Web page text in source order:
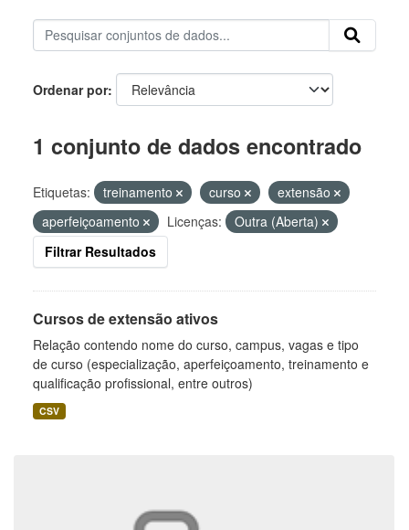
Ordenar por
1 conjunto de dados encontrado
Etiquetas: treinamento curso
extensão
aperfeiçoamento
Licenças:
Outra (Aberta)
Filtrar Resultados
Cursos de extensão ativos
Relação contendo nome do curso, campus, vagas e tipo
de curso (especialização, aperfeiçoamento, treinamento e
qualificação profissional, entre outros)
CSV